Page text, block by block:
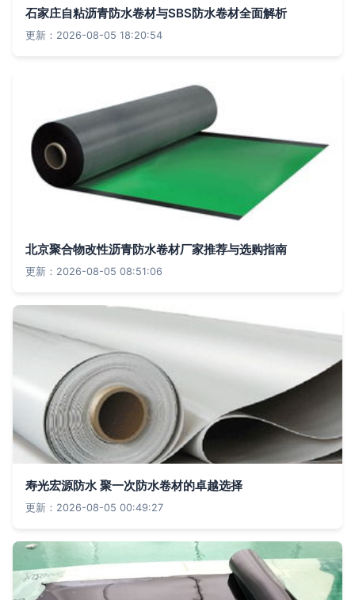
石家庄自粘沥青防水卷材与SBS防水卷材全面解析
更新：2026-08-05 18:20:54
北京聚合物改性沥青防水卷材厂家推荐与选购指南
更新：2026-08-05 08:51:06
寿光宏源防水 聚一次防水卷材的卓越选择
更新：2026-08-05 00:49:27